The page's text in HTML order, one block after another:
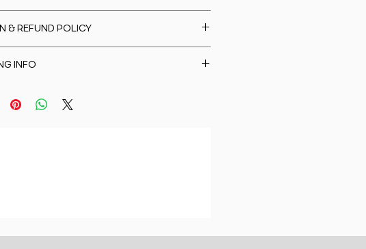
about your product such as sizing,
care and cleaning instructions. This is also a
to write what makes this product
& REFUND POLICY
customers know what to do in case they
refund or exchange policy is a great
build trust and reassure your customers that
INFO
about your shipping methods,
from you with confidence.